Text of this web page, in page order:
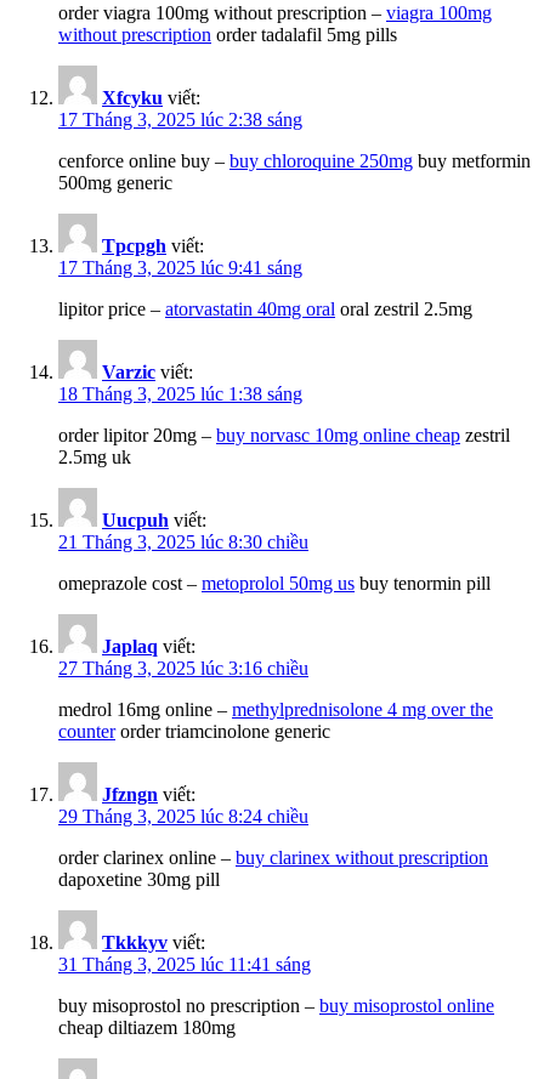
order viagra 100mg without prescription – viagra 100mg
without prescription order tadalafil 5mg pills
Xfcyku viết:
17 Tháng 3, 2025 lúc 2:38 sáng
cenforce online buy – buy chloroquine 250mg buy metformin
500mg generic
Tpcpgh viết:
17 Tháng 3, 2025 lúc 9:41 sáng
lipitor price – atorvastatin 40mg oral oral zestril 2.5mg
Varzic viết:
18 Tháng 3, 2025 lúc 1:38 sáng
order lipitor 20mg – buy norvasc 10mg online cheap zestril
2.5mg uk
Uucpuh viết:
21 Tháng 3, 2025 lúc 8:30 chiều
omeprazole cost – metoprolol 50mg us buy tenormin pill
Japlaq viết:
27 Tháng 3, 2025 lúc 3:16 chiều
medrol 16mg online – methylprednisolone 4 mg over the
counterorder triamcinolone generic
Jfzngn viết:
29 Tháng 3, 2025 lúc 8:24 chiều
order clarinex online – buy clarinex without prescription
dapoxetine 30mg pill
Tkkkyv viết:
31 Tháng 3, 2025 lúc 11:41 sáng
buy misoprostol no prescription – buy misoprostol online
cheap diltiazem 180mg